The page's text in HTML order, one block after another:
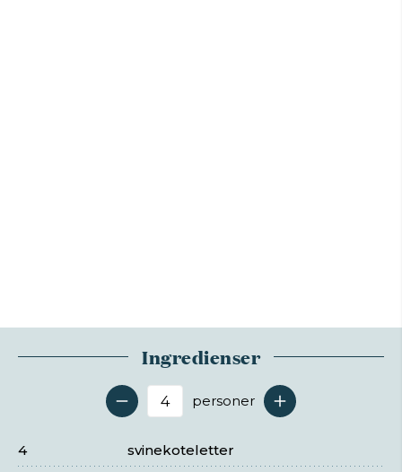
Ingredienser
Antal serveringer
personer
svinekoteletter
4